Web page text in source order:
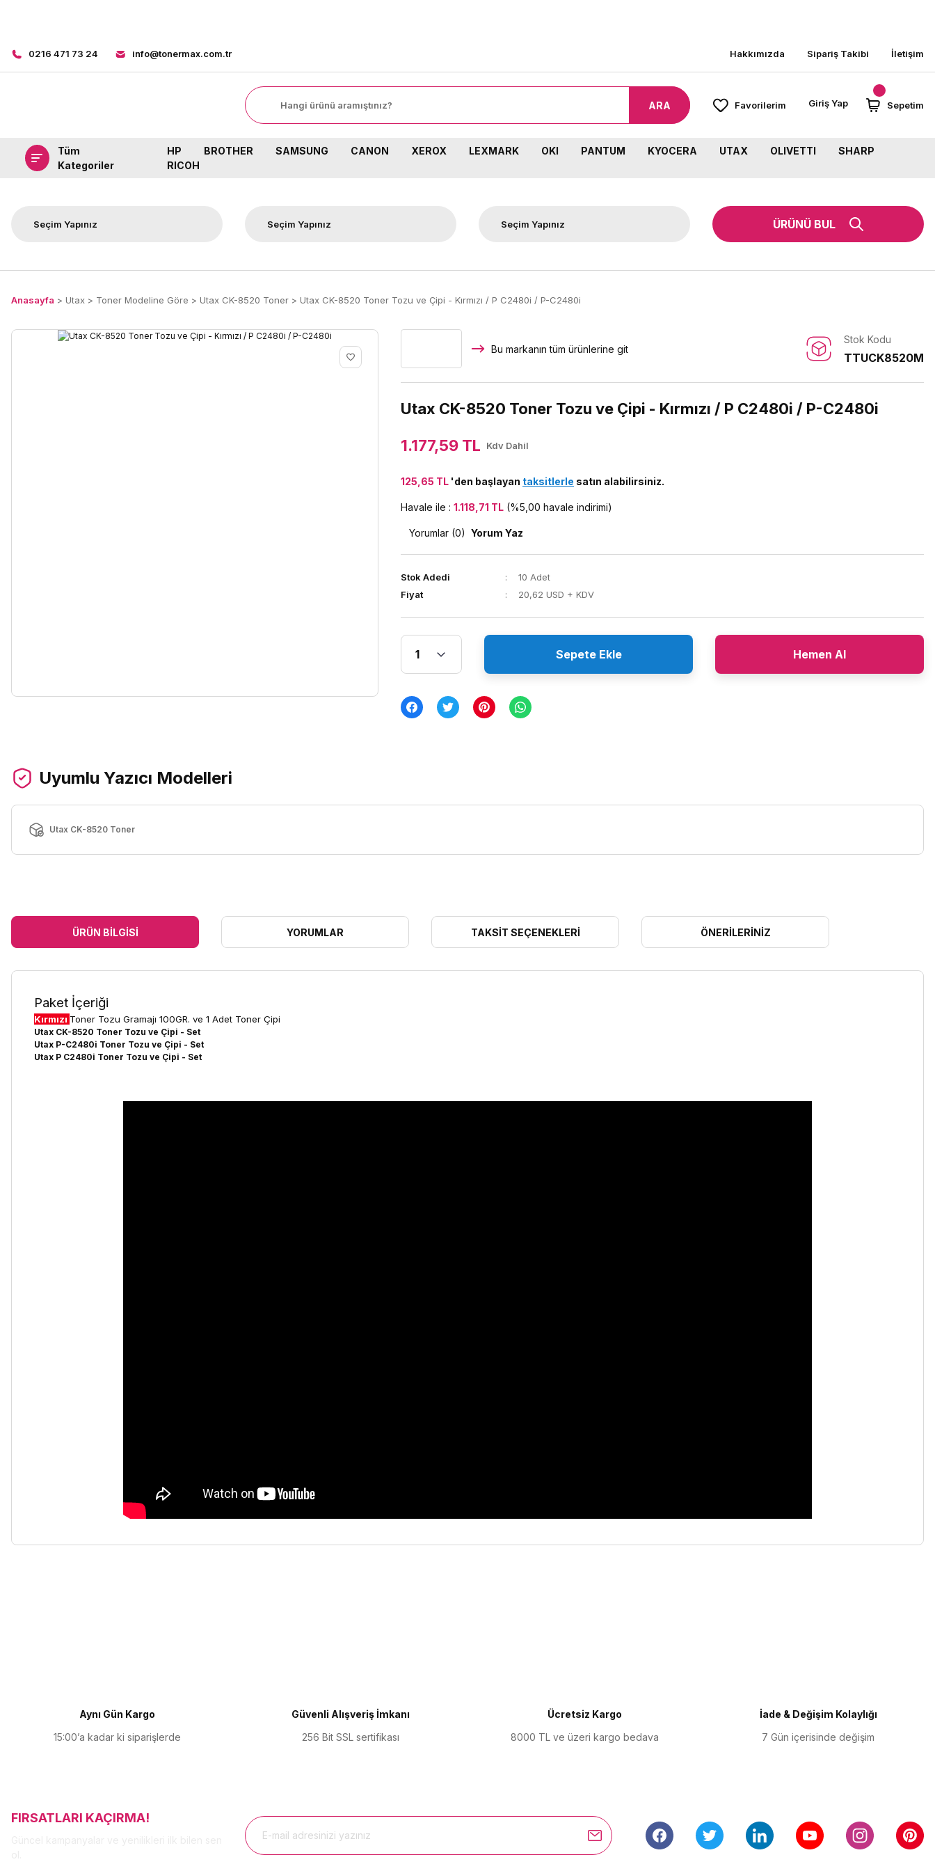
0216 471 73 24 info@tonermax.com.tr Hakkımızda Sipariş Takibi İletişim
ARA Favorilerim Giriş Yap Sepetim
Tüm
Kategoriler
HP BROTHER SAMSUNG CANON XEROX LEXMARK OKI PANTUM KYOCERA UTAX OLIVETTI
SHARP
RICOH
ÜRÜNÜ BUL
Anasayfa Utax Toner Modeline Göre Utax CK-8520 Toner Utax CK-8520 Toner Tozu ve Çipi - Kırmızı / P C2480i / P-C2480i
Bu markanın tüm ürünlerine git
Stok Kodu
TTUCK8520M
Utax CK-8520 Toner Tozu ve Çipi - Kırmızı / P C2480i / P-C2480i
1.177,59 TL Kdv Dahil
125,65 TL 'den başlayan taksitlerle satın alabilirsiniz.
Havale ile : 1.118,71 TL (%5,00 havale indirimi)
Yorumlar (0) Yorum Yaz
Stok Adedi
10 Adet
Fiyat
20,62 USD + KDV
Sepete Ekle Hemen Al
Uyumlu Yazıcı Modelleri
Utax CK-8520 Toner
ÜRÜN BILGISI YORUMLAR TAKSIT SEÇENEKLERI ÖNERILERINIZ
Paket İçeriği
Kırmızı Toner Tozu Gramajı 100GR. ve 1 Adet Toner Çipi
Utax CK-8520 Toner Tozu ve Çipi - Set
Utax P-C2480i Toner Tozu ve Çipi - Set
Utax P C2480i Toner Tozu ve Çipi - Set
Bu ürüne benzer farklı alternatifler olmalı.
Gönder
Aynı Gün Kargo
15:00’a kadar ki siparişlerde
Güvenli Alışveriş İmkanı
256 Bit SSL sertifikası
Ücretsiz Kargo
8000 TL ve üzeri kargo bedava
İade & Değişim Kolaylığı
7 Gün içerisinde değişim
FIRSATLARI KAÇIRMA!